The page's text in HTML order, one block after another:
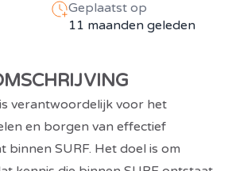
Geplaatst op
11 maanden geleden
verantwoordelijk voor het
en borgen van effectief
binnen SURF. Het doel is om